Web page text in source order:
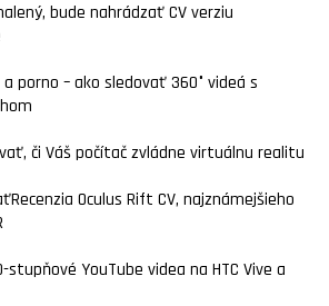
bude nahrádzať CV verziu
porno – ako sledovať 360° videá s
či Váš počítač zvládne virtuálnu realitu
Recenzia Oculus Rift CV, najznámejšieho
YouTube videa na HTC Vive a